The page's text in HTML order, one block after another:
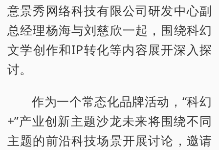
意景秀网络科技有限公司研发中心副
总经理杨海与刘慈欣一起，围绕科幻
文学创作和IP转化等内容展开深入探
讨。
作为一个常态化品牌活动，“科幻
+”产业创新主题沙龙未来将围绕不同
主题的前沿科技场景开展讨论，邀请